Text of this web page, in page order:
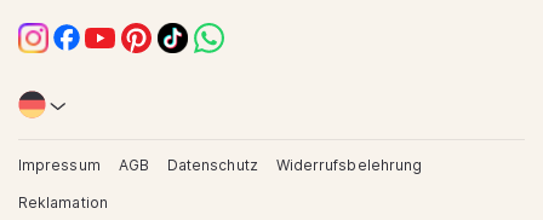
Instagram
Facebook
YouTubePinterest
TikTokWhatsApp
Impressum AGB Datenschutz Widerrufsbelehrung
Reklamation